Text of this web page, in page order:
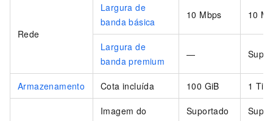
Rede
Largura de
banda básica
10 Mbps 10
Largura de
banda premium
—
Armazenamento Cota incluída 100 GiB 1 TiB
Imagem do
Suportado